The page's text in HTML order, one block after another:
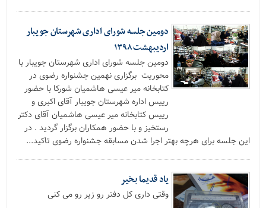
دومین جلسه شورای اداری شهرستان جویبار
اردیبهشت ۱۳۹۸
دومین جلسه شورای اداری شهرستان جویبار با
محوریت برگزاری نهمین جشنواره رضوی در
کتابخانه میر عیسی هاشمیان شورکا با حضور
رییس اداره شهرستان جویبار آقای اکبری و
رییس کتابخانه میر عیسی هاشمیان آقای دکتر
رستخیز و با حضور همکاران برگزار گردید . در
این جلسه برای هرچه بهتر اجرا شدن مسابقه جشنواره رضوی تاکید...
یاد قدیما بخیر
وقتی داری کل دفتر رو زیر رو می کنی